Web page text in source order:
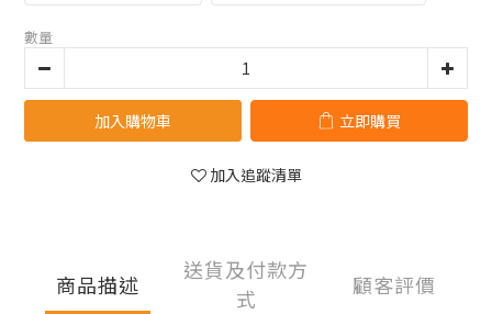
數量
加入購物車 立即購買
加入追蹤清單
商品描述
送貨及付款方
式
顧客評價